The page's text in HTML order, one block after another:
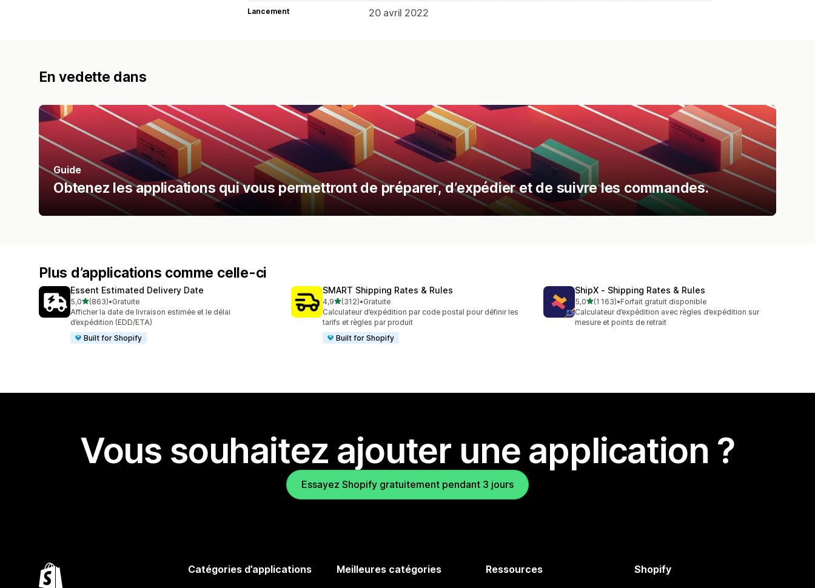
Lancement 20 avril 2022
En vedette dans
Guide
Obtenez les applications qui vous permettront de préparer, d’expédier et de suivre les commandes.
Plus d’applications comme celle-ci
Essent Estimated Delivery Date
5,0étoile(s) sur 5
(863)
863 avis au total
•Gratuite
Afficher la date de livraison estimée et le délai
d’expédition (EDD/ETA)
Built for Shopify
SMART Shipping Rates & Rules
4,9étoile(s) sur 5
(312)
312 avis au total
•Gratuite
Calculateur d’expédition par code postal pour définir les
tarifs et règles par produit
Built for Shopify
ShipX ‑ Shipping Rates & Rules
5,0étoile(s) sur 5
(1 163)
1163 avis au total
•Forfait gratuit disponible
Calculateur d’expédition avec règles d’expédition sur
mesure et points de retrait
Vous souhaitez ajouter une application ?
Essayez Shopify gratuitement pendant 3 jours
Catégories d’applications Meilleures catégories Ressources Shopify